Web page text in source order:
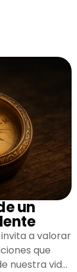
un
a valorar
que
nuestra vida,